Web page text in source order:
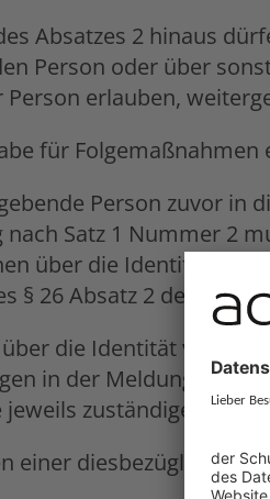
Absatzes 2 hinaus
Person oder über
erlauben,
für
Person zuvor in
nach Satz 1 Nummer 2
über die Identität
§ 26 Absatz 2 des
die Identität von
in der Meldung
zuständige Stelle
einer diesbezüglichen